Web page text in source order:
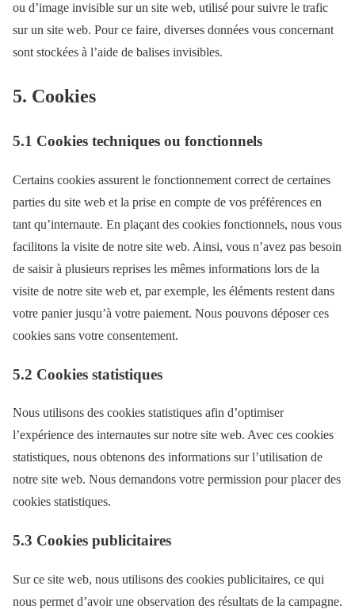
ou d’image invisible sur un site web, utilisé pour suivre le trafic
sur un site web. Pour ce faire, diverses données vous concernant
sont stockées à l’aide de balises invisibles.
5. Cookies
5.1 Cookies techniques ou fonctionnels
Certains cookies assurent le fonctionnement correct de certaines
parties du site web et la prise en compte de vos préférences en
tant qu’internaute. En plaçant des cookies fonctionnels, nous vous
facilitons la visite de notre site web. Ainsi, vous n’avez pas besoin
de saisir à plusieurs reprises les mêmes informations lors de la
visite de notre site web et, par exemple, les éléments restent dans
votre panier jusqu’à votre paiement. Nous pouvons déposer ces
cookies sans votre consentement.
5.2 Cookies statistiques
Nous utilisons des cookies statistiques afin d’optimiser
l’expérience des internautes sur notre site web. Avec ces cookies
statistiques, nous obtenons des informations sur l’utilisation de
notre site web. Nous demandons votre permission pour placer des
cookies statistiques.
5.3 Cookies publicitaires
Sur ce site web, nous utilisons des cookies publicitaires, ce qui
nous permet d’avoir une observation des résultats de la campagne.